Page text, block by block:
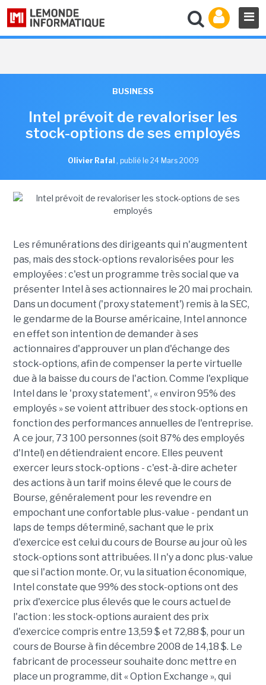
BUSINESS
Intel prévoit de revaloriser les
stock-options de ses employés
Olivier Rafal , publié le 24 Mars 2009
Les rémunérations des dirigeants qui n'augmentent
pas, mais des stock-options revalorisées pour les
employées : c'est un programme très social que va
présenter Intel à ses actionnaires le 20 mai prochain.
Dans un document ('proxy statement') remis à la SEC,
le gendarme de la Bourse américaine, Intel annonce
en effet son intention de demander à ses
actionnaires d'approuver un plan d'échange des
stock-options, afin de compenser la perte virtuelle
due à la baisse du cours de l'action. Comme l'explique
Intel dans le 'proxy statement', « environ 95% des
employés » se voient attribuer des stock-options en
fonction des performances annuelles de l'entreprise.
A ce jour, 73 100 personnes (soit 87% des employés
d'Intel) en détiendraient encore. Elles peuvent
exercer leurs stock-options - c'est-à-dire acheter
des actions à un tarif moins élevé que le cours de
Bourse, généralement pour les revendre en
empochant une confortable plus-value - pendant un
laps de temps déterminé, sachant que le prix
d'exercice est celui du cours de Bourse au jour où les
stock-options sont attribuées. Il n'y a donc plus-value
que si l'action monte. Or, vu la situation économique,
Intel constate que 99% des stock-options ont des
prix d'exercice plus élevés que le cours actuel de
l'action : les stock-options auraient des prix
d'exercice compris entre 13,59 $ et 72,88 $, pour un
cours de Bourse à fin décembre 2008 de 14,18 $. Le
fabricant de processeur souhaite donc mettre en
place un programme, dit « Option Exchange », qui